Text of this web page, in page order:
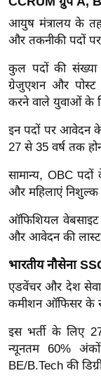
ज
ग
त
बॉ
ली
वु
ड
हॉ
वु
ड
फि
ल्म
स
मी
क्षा
r
e
a
आयुष मंत्रालय के
और तकनीकी पदों
कुल पदों की संख्या
ग्रेजुएशन और पोस्ट
करने वाले युवाओं के
इन पदों पर आवेदन
27 से 35 वर्ष तक
सामान्य, OBC
और महिलाएं
ऑफिशियल
और आवेदन की
भारतीय नौसेना
एडवेंचर और देश सेवा
कमीशन ऑफिसर के
इस भर्ती के लिए
न्यूनतम 60%
BE/B.Tech की